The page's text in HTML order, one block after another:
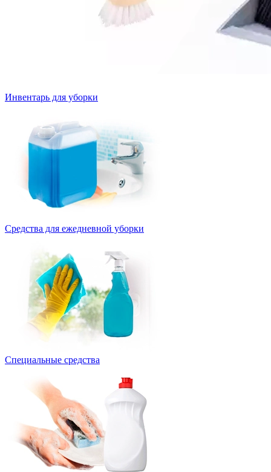
Инвентарь для уборки
Средства для ежедневной уборки
Специальные средства